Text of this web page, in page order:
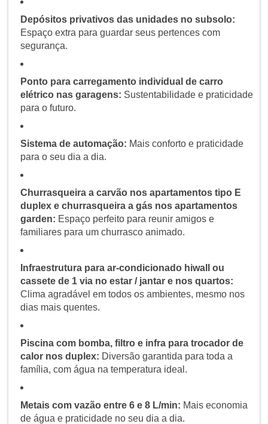
Depósitos privativos das unidades no subsolo:
Espaço extra para guardar seus pertences com
segurança.
Ponto para carregamento individual de carro
elétrico nas garagens: Sustentabilidade e praticidade
para o futuro.
Sistema de automação: Mais conforto e praticidade
para o seu dia a dia.
Churrasqueira a carvão nos apartamentos tipo E
duplex e churrasqueira a gás nos apartamentos
garden: Espaço perfeito para reunir amigos e
familiares para um churrasco animado.
Infraestrutura para ar-condicionado hiwall ou
cassete de 1 via no estar / jantar e nos quartos:
Clima agradável em todos os ambientes, mesmo nos
dias mais quentes.
Piscina com bomba, filtro e infra para trocador de
calor nos duplex: Diversão garantida para toda a
família, com água na temperatura ideal.
Metais com vazão entre 6 e 8 L/min: Mais economia
de água e praticidade no seu dia a dia.